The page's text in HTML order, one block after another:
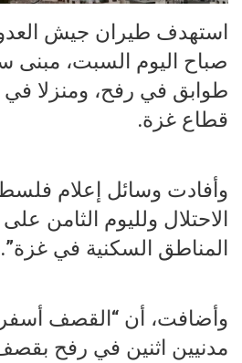
استهدف طيران جيش
صباح اليوم السبت، مبنى
طوابق في رفح، ومنزلا
قطاع غزة.
وأفادت وسائل إعلام
الاحتلال ولليوم الثامن
المناطق السكنية في غزة”.
وأضافت، أن “القصف
مدنيين اثنين في رفح